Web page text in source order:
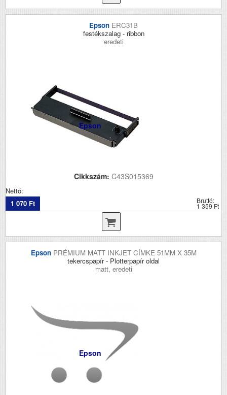
Epson ERC31B
festékszalag - ribbon
eredeti
Epson
Cikkszám: C43S015369
Nettó:
1 070 Ft
Bruttó:
1 359 Ft
Epson PRÉMIUM MATT INKJET CÍMKE 51MM X 35M
tekercspapír - Plotterpapír oldal
matt, eredeti
Epson